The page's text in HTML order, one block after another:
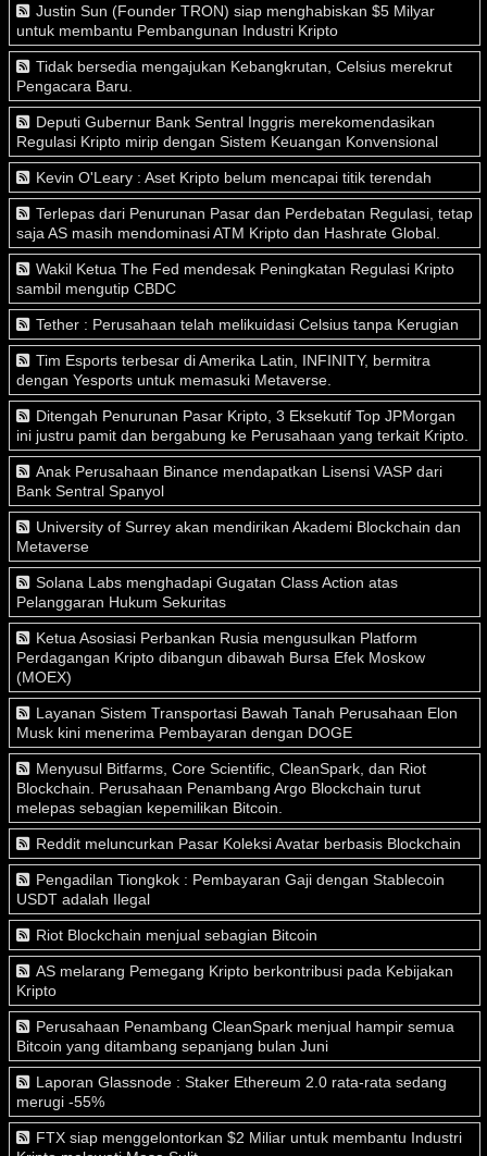
Justin Sun (Founder TRON) siap menghabiskan $5 Milyar
untuk membantu Pembangunan Industri Kripto
Tidak bersedia mengajukan Kebangkrutan, Celsius merekrut
Pengacara Baru.
Deputi Gubernur Bank Sentral Inggris merekomendasikan
Regulasi Kripto mirip dengan Sistem Keuangan Konvensional
Kevin O'Leary : Aset Kripto belum mencapai titik terendah
Terlepas dari Penurunan Pasar dan Perdebatan Regulasi, tetap
saja AS masih mendominasi ATM Kripto dan Hashrate Global.
Wakil Ketua The Fed mendesak Peningkatan Regulasi Kripto
sambil mengutip CBDC
Tether : Perusahaan telah melikuidasi Celsius tanpa Kerugian
Tim Esports terbesar di Amerika Latin, INFINITY, bermitra
dengan Yesports untuk memasuki Metaverse.
Ditengah Penurunan Pasar Kripto, 3 Eksekutif Top JPMorgan
ini justru pamit dan bergabung ke Perusahaan yang terkait Kripto.
Anak Perusahaan Binance mendapatkan Lisensi VASP dari
Bank Sentral Spanyol
University of Surrey akan mendirikan Akademi Blockchain dan
Metaverse
Solana Labs menghadapi Gugatan Class Action atas
Pelanggaran Hukum Sekuritas
Ketua Asosiasi Perbankan Rusia mengusulkan Platform
Perdagangan Kripto dibangun dibawah Bursa Efek Moskow
(MOEX)
Layanan Sistem Transportasi Bawah Tanah Perusahaan Elon
Musk kini menerima Pembayaran dengan DOGE
Menyusul Bitfarms, Core Scientific, CleanSpark, dan Riot
Blockchain. Perusahaan Penambang Argo Blockchain turut
melepas sebagian kepemilikan Bitcoin.
Reddit meluncurkan Pasar Koleksi Avatar berbasis Blockchain
Pengadilan Tiongkok : Pembayaran Gaji dengan Stablecoin
USDT adalah Ilegal
Riot Blockchain menjual sebagian Bitcoin
AS melarang Pemegang Kripto berkontribusi pada Kebijakan
Kripto
Perusahaan Penambang CleanSpark menjual hampir semua
Bitcoin yang ditambang sepanjang bulan Juni
Laporan Glassnode : Staker Ethereum 2.0 rata-rata sedang
merugi -55%
FTX siap menggelontorkan $2 Miliar untuk membantu Industri